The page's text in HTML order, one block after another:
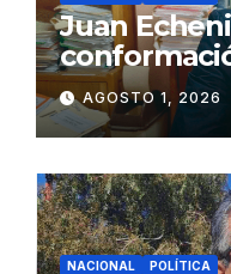
Juan
gabinete
Fujimori
AGOSTO 1, 2026
NACIONAL POLÍTICA